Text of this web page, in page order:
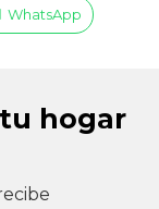
WhatsApp
hogar